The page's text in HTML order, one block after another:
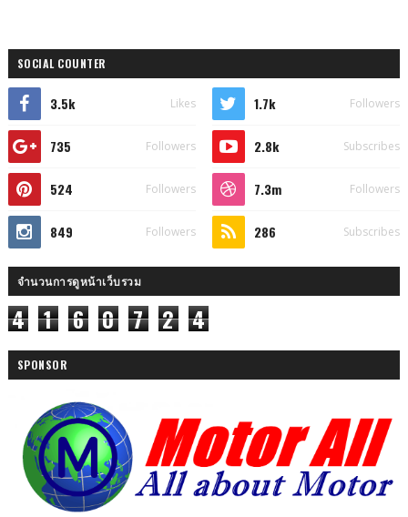
SOCIAL COUNTER
3.5k Likes 1.7k Followers
735 Followers 2.8k Subscribes
524 Followers 7.3m Followers
849 Followers 286 Subscribes
จำนวนการดูหน้าเว็บรวม
4 1 6 0 7 2 4
SPONSOR